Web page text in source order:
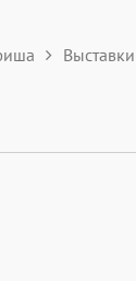
Выставки